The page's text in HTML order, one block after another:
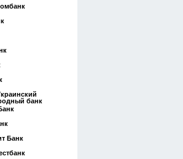
банк
Банк